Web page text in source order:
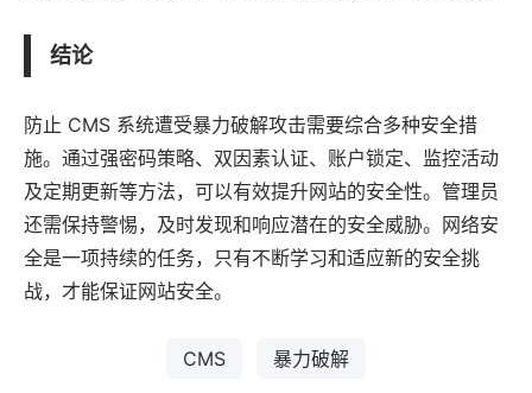
结论
防止 CMS 系统遭受暴力破解攻击需要综合多种安全措
施。通过强密码策略、双因素认证、账户锁定、监控活动
及定期更新等方法，可以有效提升网站的安全性。管理员
还需保持警惕，及时发现和响应潜在的安全威胁。网络安
全是一项持续的任务，只有不断学习和适应新的安全挑
战，才能保证网站安全。
CMS 暴力破解